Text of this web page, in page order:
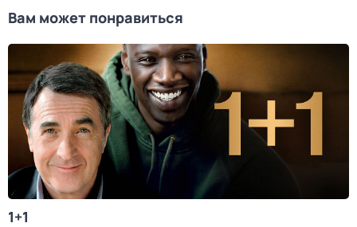
Вам может понравиться
1+1